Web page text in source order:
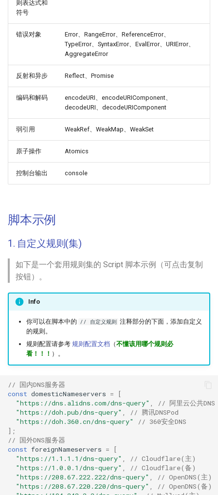
则表达式和
符号
错误对象
Error、RangeError、ReferenceError、
TypeError、SyntaxError、EvalError、URIError、
AggregateError
反射和异步 Reflect、Promise
编码和解码
encodeURI、encodeURIComponent、
decodeURI、decodeURIComponent
弱引用 WeakRef、WeakMap、WeakSet
原子操作 Atomics
控制台输出 console
脚本示例
1. 自定义规则(集)
如下是一个套用规则集的 Script 脚本示例（可点击复制
按钮）。
Info
你可以在脚本中的 // 自定义规则 注释部分的下面，添加自定义
的规则。
规则配置请参考 规则配置文档 （不懂该用哪个规则必
看！！！ ）。
// 国内DNS服务器
const domesticNameservers =
[
"https://dns.alidns.com/dns-query" ,
// 阿里云公共DNS
"https://doh.pub/dns-query" ,
// 腾讯DNSPod
"https://doh.360.cn/dns-query"
// 360安全DNS
];
// 国外DNS服务器
const foreignNameservers =
[
"https://1.1.1.1/dns-query" ,
// Cloudflare(主)
"https://1.0.0.1/dns-query" ,
// Cloudflare(备)
"https://208.67.222.222/dns-query" ,
// OpenDNS(主)
"https://208.67.220.220/dns-query" ,
// OpenDNS(备)